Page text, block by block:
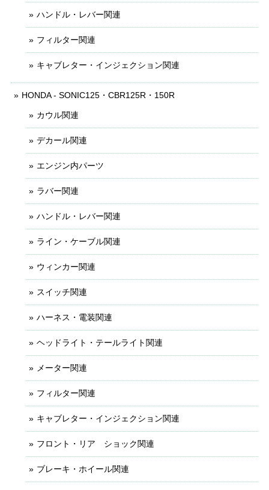
ハンドル・レバー関連
フィルター関連
キャブレター・インジェクション関連
HONDA - SONIC125・CBR125R・150R
カウル関連
デカール関連
エンジン内パーツ
ラバー関連
ハンドル・レバー関連
ライン・ケーブル関連
ウィンカー関連
スイッチ関連
ハーネス・電装関連
ヘッドライト・テールライト関連
メーター関連
フィルター関連
キャブレター・インジェクション関連
フロント・リア ショック関連
ブレーキ・ホイール関連